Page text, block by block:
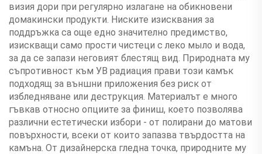
визия дори при регулярно излагане на обикновени
домакински продукти. Ниските изисквания за
поддръжка са още едно значително предимство,
изискващи само прости чистеци с леко мыло и вода,
за да се запази неговият блестящ вид. Природната му
съпротивност към УВ радиация прави този камък
подходящ за външни приложения без риск от
избледняване или деструкция. Материалът е много
гъвкав относно опциите за финиш, което позволява
различни естетически избори - от полирани до матови
повърхности, всеки от които запазва твърдостта на
камъна. От дизайнерска гледна точка, природните му